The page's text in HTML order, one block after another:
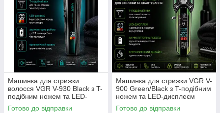
Машинка для стрижки
волосся VGR V-930 Black з T-
подібним ножем та LED-
дисплеєм
Готово до відправки
Машинка для стрижки VGR V-
900 Green/Black з T-подібним
ножем та LED-дисплеєм
Готово до відправки